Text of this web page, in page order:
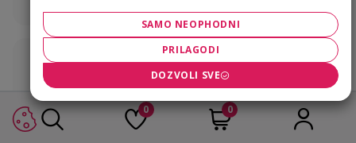
0 0
Ostanite u kontaktu
SAMO NEOPHODNI
PRILAGODI
DOZVOLI SVE